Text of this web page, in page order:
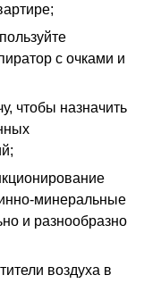
с очками и
чтобы назначить
минеральные
и разнообразно
воздуха в